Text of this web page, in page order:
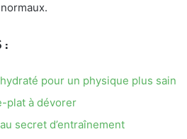
:
pour un physique plus sain
plat à dévorer
secret d’entraînement